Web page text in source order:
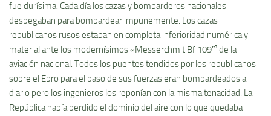
fue durí­sima. Cada dí­a los cazas y bombarderos nacionales
despegaban para bombardear impunemente. Los cazas
republicanos rusos estaban en completa inferioridad numérica y
material ante los moderní­simos «Messerchmit Bf 109″³ de la
aviación nacional. Todos los puentes tendidos por los republicanos
sobre el Ebro para el paso de sus fuerzas eran bombardeados a
diario pero los ingenieros los reponí­an con la misma tenacidad. La
República habí­a perdido el dominio del aire con lo que quedaba